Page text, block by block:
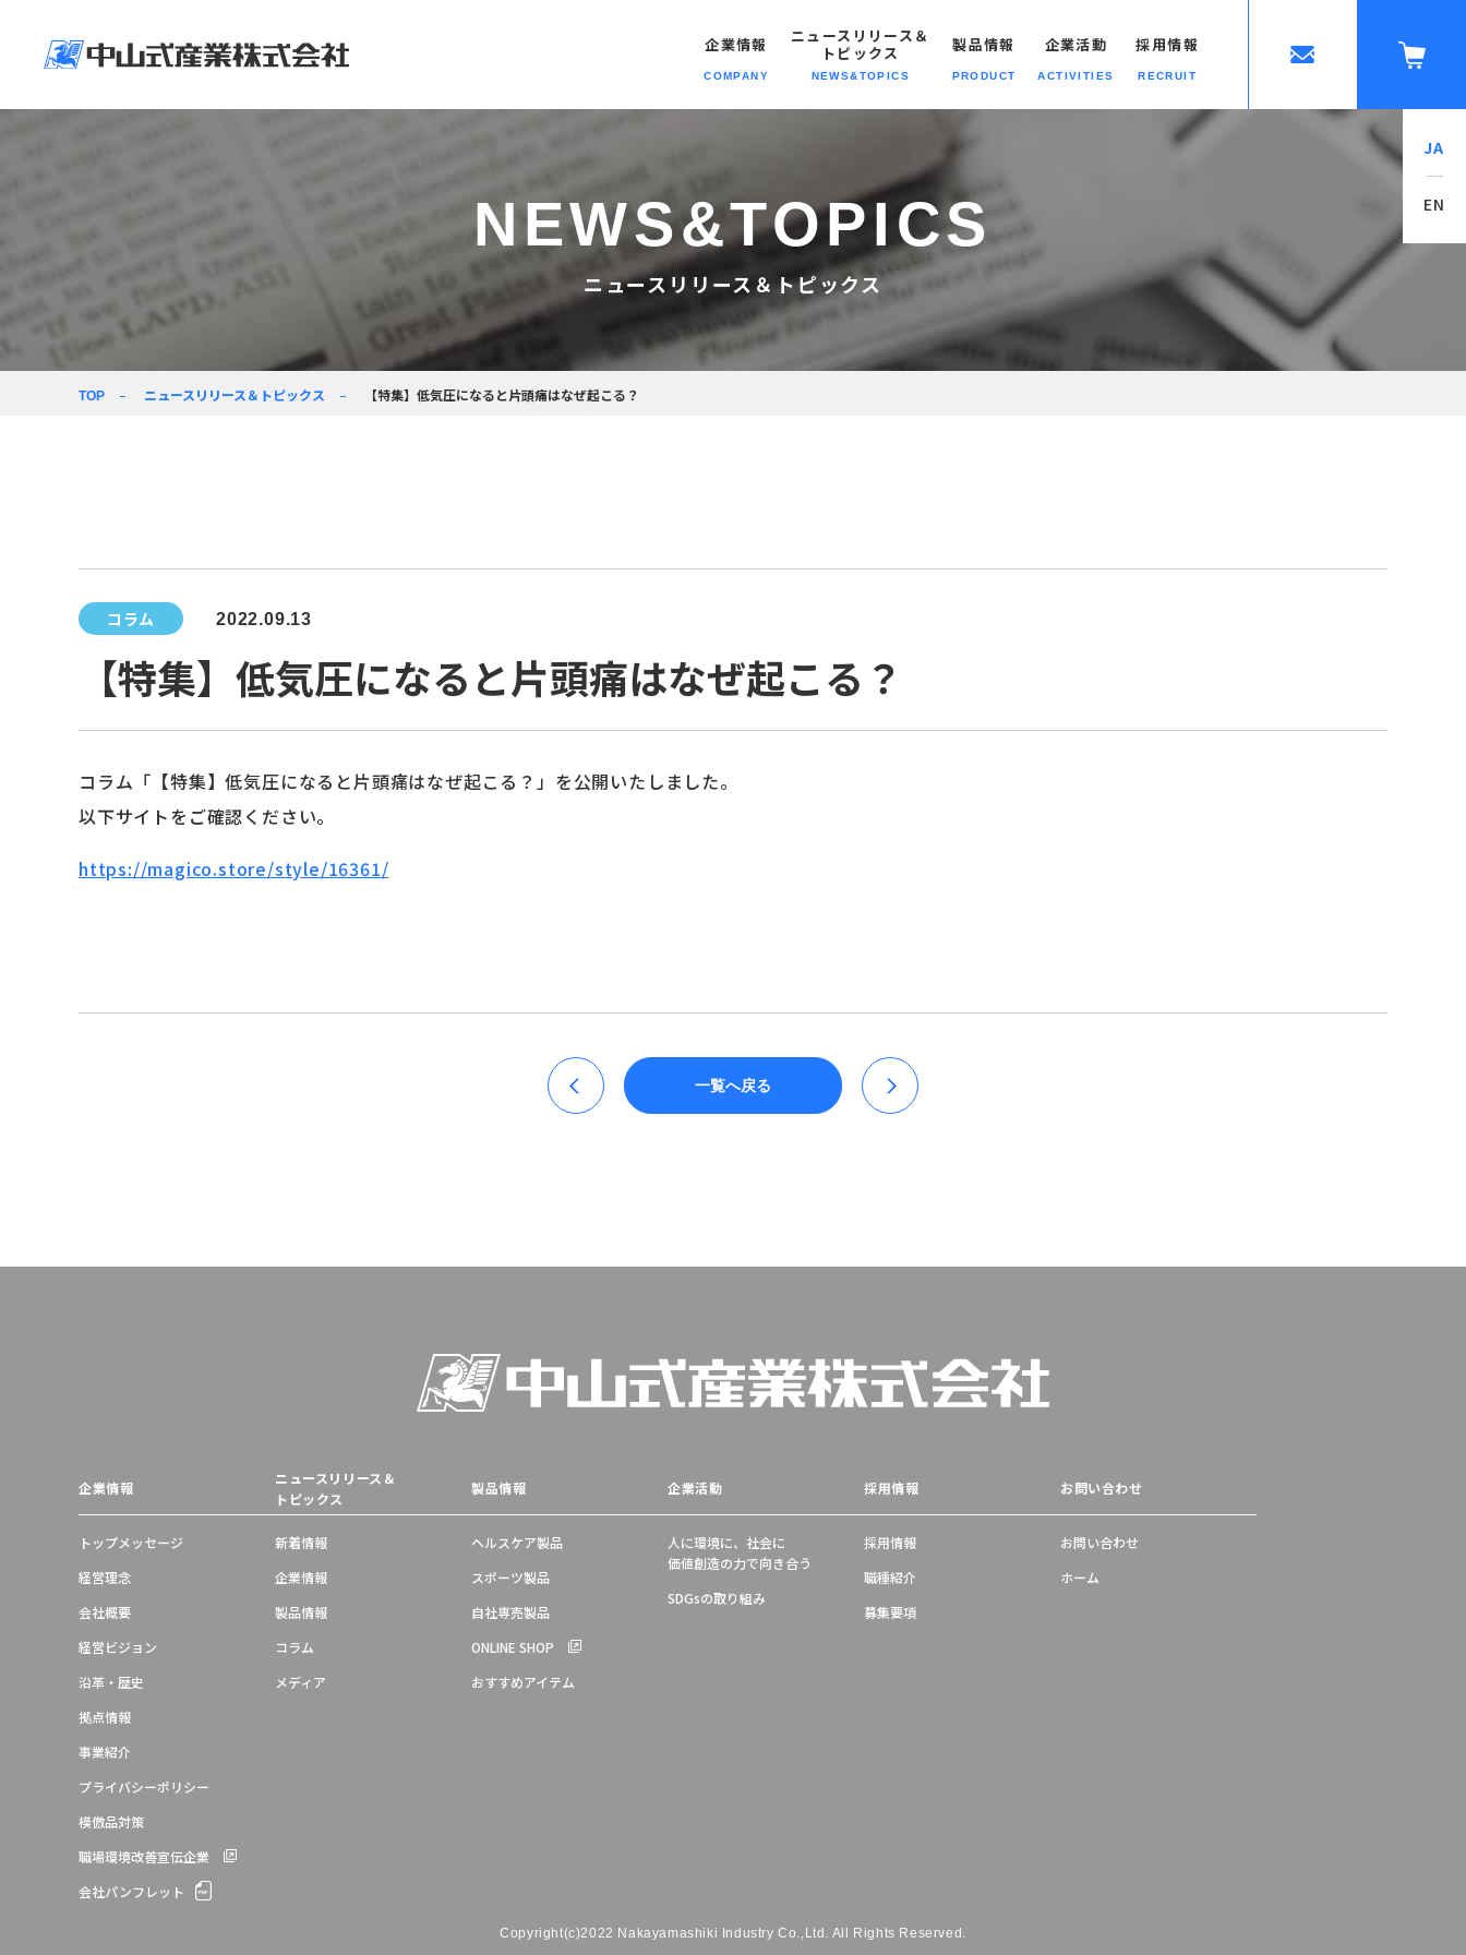
企業情報
COMPANY
経営理念
会社概要
経営ビジョン
沿革・歴史
拠点情報
事業紹介
プライバシーポリシー
模倣品対策
会社パンフレット
ニュースリリース＆
トピックス
NEWS&TOPICS
ニュースリリース＆トピックス ニュースリリース＆トピックストップへ
企業情報
製品情報
メディア
製品情報
PRODUCT
スポーツ製品 自社専売製品
企業活動
ACTIVITIES
価値創造の力で
向き合う
SDGsの 取り組み
採用情報
RECRUIT
職種紹介 募集要項
JA
EN
NEWS&TOPICS
ニュースリリース＆トピックス
TOP ニュースリリース＆トピックス 【特集】低気圧になると片頭痛はなぜ起こる？
コラム 2022.09.13
【特集】低気圧になると片頭痛はなぜ起こる？
コラム「【特集】低気圧になると片頭痛はなぜ起こる？」を公開いたしました。
以下サイトをご確認ください。
https://magico.store/style/16361/
一覧へ戻る
企業情報
トップメッセージ
経営理念
会社概要
経営ビジョン
沿革・歴史
拠点情報
事業紹介
プライバシーポリシー
模倣品対策
職場環境改善宣伝企業
会社パンフレット
ニュースリリース＆
トピックス
新着情報
企業情報
製品情報
コラム
メディア
製品情報
ヘルスケア製品
スポーツ製品
自社専売製品
ONLINE SHOP
おすすめアイテム
企業活動
人に環境に、社会に
価値創造の力で向き合う
SDGsの取り組み
採用情報
採用情報
職種紹介
募集要項
お問い合わせ
お問い合わせ
ホーム
Copyright(c)2022 Nakayamashiki Industry Co.,Ltd. All Rights Reserved.